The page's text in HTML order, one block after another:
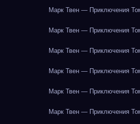
Марк Твен — Приключения
Марк Твен — Приключения
Марк Твен — Приключения
Марк Твен — Приключения
Марк Твен — Приключения
Марк Твен — Приключения